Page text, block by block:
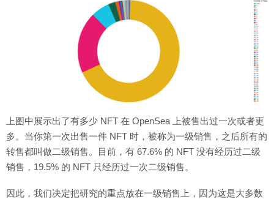
上图中展示出了有多少 NFT 在 OpenSea 上被售出过一次或者更
多。当你第一次出售一件 NFT 时，被称为一级销售，之后所有的
转售都叫做二级销售。目前，有 67.6% 的 NFT 没有经历过二级
销售，19.5% 的 NFT 只经历过一次二级销售。
因此，我们决定把研究的重点放在一级销售上，因为这是大多数